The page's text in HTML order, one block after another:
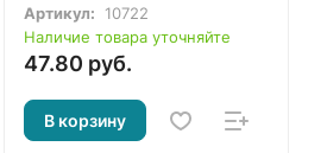
Артикул:
10722
Наличие товара уточняйте
47.80 руб.
В корзину